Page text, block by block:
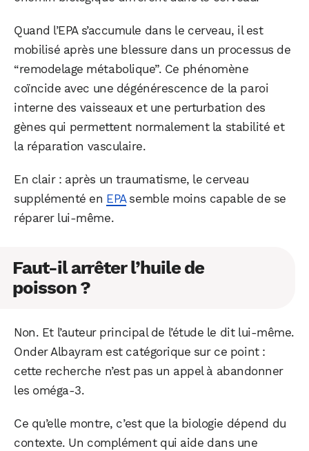
Quand l’EPA s’accumule dans le cerveau, il est
mobilisé après une blessure dans un processus de
“remodelage métabolique”. Ce phénomène
coïncide avec une dégénérescence de la paroi
interne des vaisseaux et une perturbation des
gènes qui permettent normalement la stabilité et
la réparation vasculaire.
En clair : après un traumatisme, le cerveau
supplémenté en EPAsemble moins capable de se
réparer lui-même.
Faut-il arrêter l’huile de
poisson ?
Non. Et l’auteur principal de l’étude le dit lui-même.
Onder Albayram est catégorique sur ce point :
cette recherche n’est pas un appel à abandonner
les oméga-3.
Ce qu’elle montre, c’est que la biologie dépend du
contexte. Un complément qui aide dans une